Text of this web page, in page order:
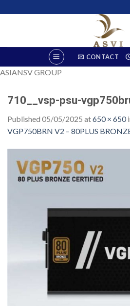
CONTACT
ASIANSV GROUP
710__vsp-psu-
Published 05/05/2025 at650 × 650
VGP750BRN V2 – 80PLUS